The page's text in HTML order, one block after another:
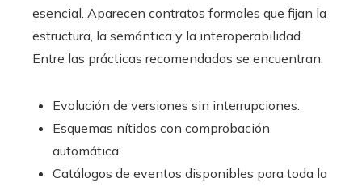
esencial. Aparecen contratos formales que fijan la
estructura, la semántica y la interoperabilidad.
Entre las prácticas recomendadas se encuentran:
Evolución de versiones sin interrupciones.
Esquemas nítidos con comprobación
automática.
Catálogos de eventos disponibles para toda la